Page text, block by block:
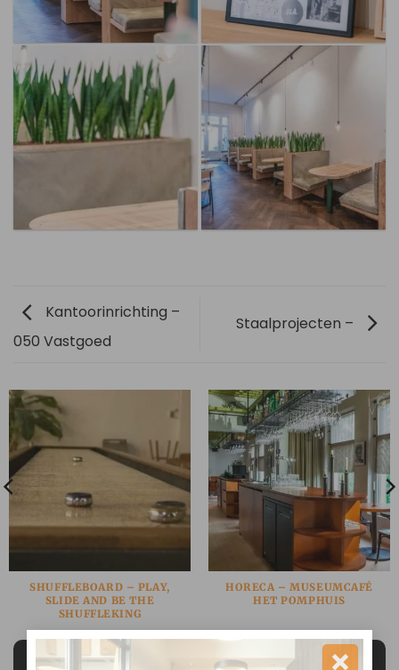
Kantoorinrichting –
050 Vastgoed
Staalprojecten –
SHUFFLEBOARD – PLAY,
SLIDE AND BE THE
SHUFFLEKING
HORECA – MUSEUMCAFÉ
HET POMPHUIS